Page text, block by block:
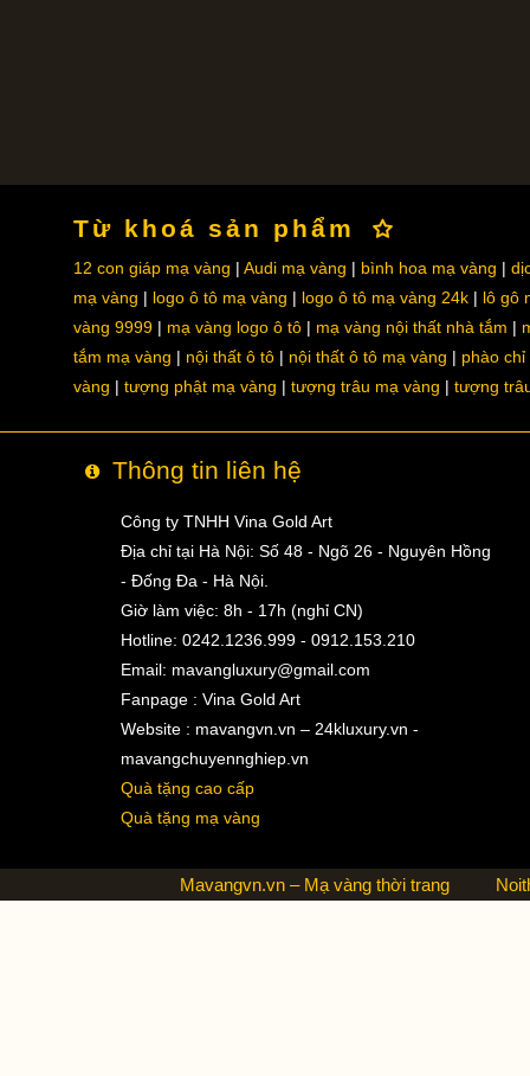
Từ khoá sản phẩm
12 con giáp mạ vàng Audi mạ vàng bình hoa mạ vàng
mạ vàng
logo ô tô mạ vàng logo ô tô mạ vàng 24k
lô gô
vàng 9999
mạ vàng logo ô tô mạ vàng nội thất nhà tắm
tắm mạ vàng
nội thất ô tô nội thất ô tô mạ vàng
phào chỉ
vàng
tượng phật mạ vàng tượng trâu mạ vàng tượng
Thông tin liên hệ
Công ty TNHH Vina Gold Art
Địa chỉ tại Hà Nội: Số 48 - Ngõ 26 - Nguyên Hồng
- Đống Đa - Hà Nội.
Giờ làm việc: 8h - 17h (nghỉ CN)
Hotline: 0242.1236.999 - 0912.153.210
Email: mavangluxury@gmail.com
Fanpage : Vina Gold Art
Website : mavangvn.vn – 24kluxury.vn -
mavangchuyennghiep.vn
Quà tặng cao cấp
Quà tặng mạ vàng
Mavangvn.vn – Mạ vàng thời trang